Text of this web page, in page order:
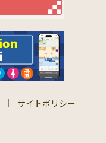
サイトポリシー